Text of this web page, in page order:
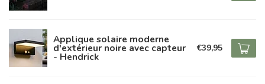
Applique solaire moderne
d'extérieur noire avec capteur
- Hendrick
€39,95